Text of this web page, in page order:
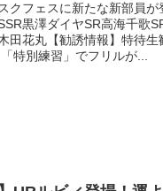
クフェスに新たな新部員が
黒澤ダイヤSR高海千歌
田花丸【勧誘情報】特待
特別練習」でフリルが...